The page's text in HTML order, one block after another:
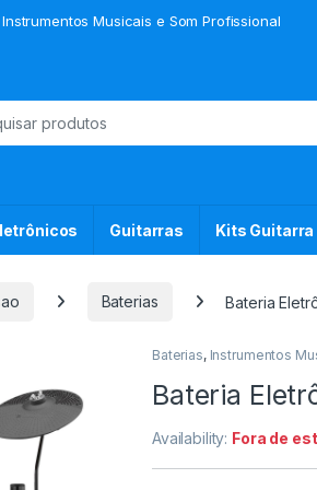
Musicais e Som Profissional
Guitarras Kits Guitarra
Baterias Bateria
Baterias, Instrumentos
Bateria
Availability: Fora de